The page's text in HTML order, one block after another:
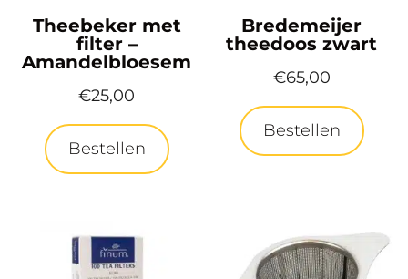
Theebeker met
filter –
Amandelbloesem
€25,00
Bestellen
Bredemeijer
theedoos zwart
€65,00
Bestellen